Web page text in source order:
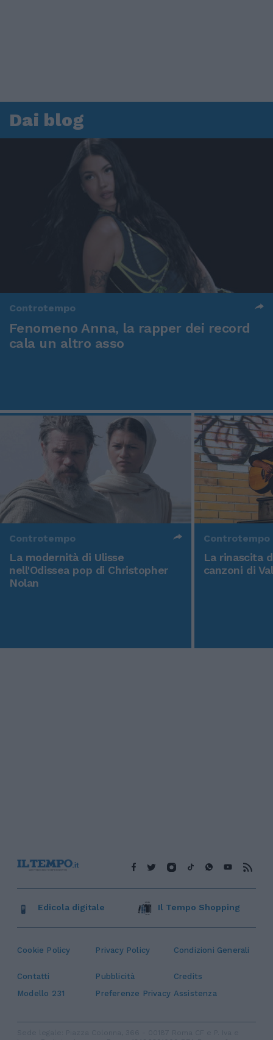
Dai blog
Controtempo
Fenomeno Anna, la rapper dei record
cala un altro asso
Controtempo
La modernità di Ulisse
nell'Odissea pop di Christopher
Nolan
Controtempo
La rinascita
canzoni di
Cookie Policy Privacy Policy
Preferenze Privacy
Edicola digitale Il Tempo Shopping